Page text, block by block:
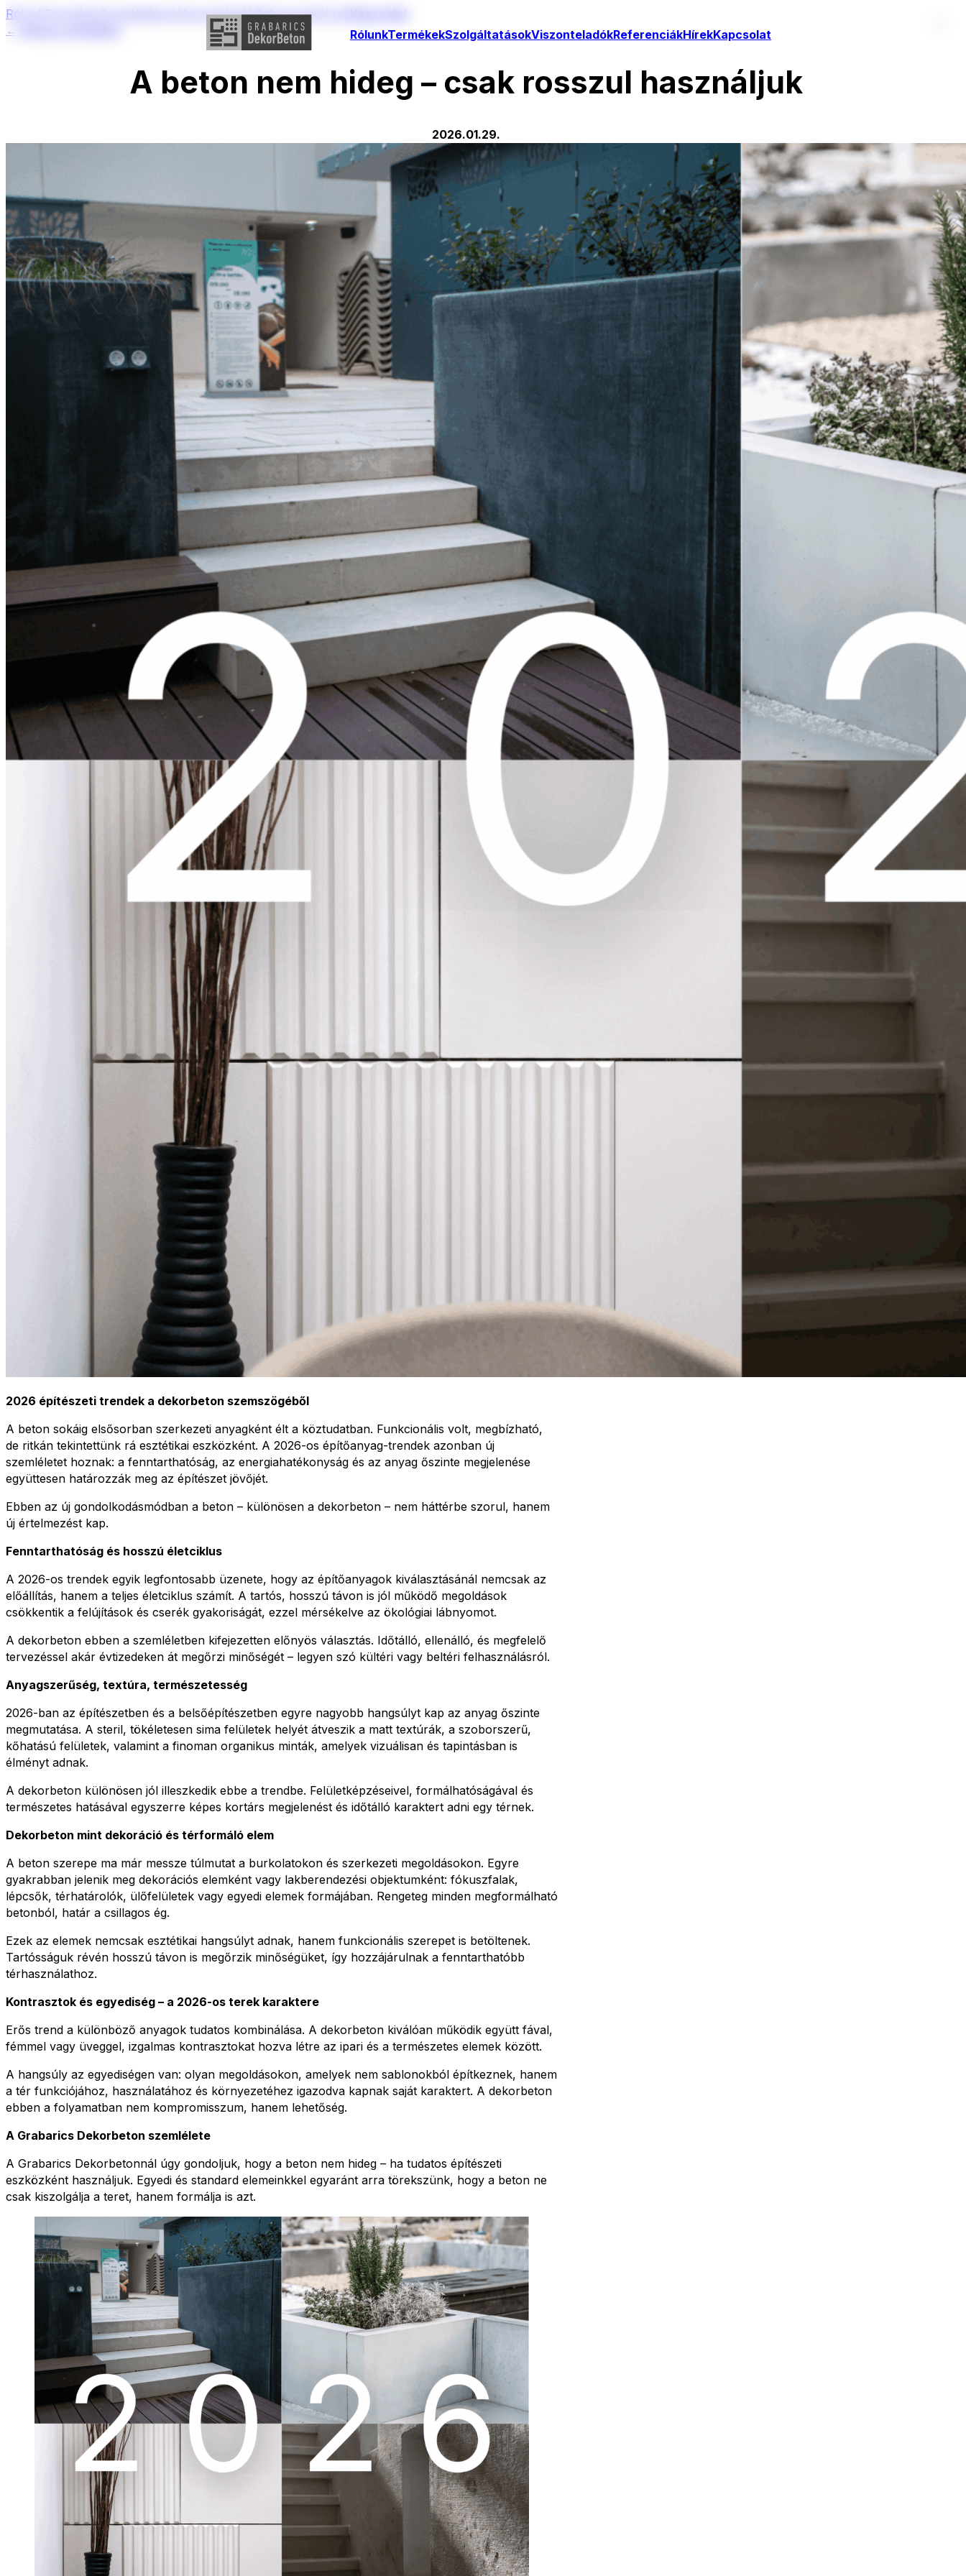
RólunkTermékekSzolgáltatásokViszonteladókReferenciákHírekKapcsolat
Rólunk ViszonteladókReferenciák
← Vissza a hírekhez
A beton nem hideg – csak rosszul használjuk
2026.01.29.
2026 építészeti trendek a dekorbeton szemszögéből
A beton sokáig elsősorban szerkezeti anyagként élt a köztudatban. Funkcionális volt, megbízható,
de ritkán tekintettünk rá esztétikai eszközként. A 2026-os építőanyag-trendek azonban új
szemléletet hoznak: a fenntarthatóság, az energiahatékonyság és az anyag őszinte megjelenése
együttesen határozzák meg az építészet jövőjét.
Ebben az új gondolkodásmódban a beton – különösen a dekorbeton – nem háttérbe szorul, hanem
új értelmezést kap.
Fenntarthatóság és hosszú életciklus
A 2026-os trendek egyik legfontosabb üzenete, hogy az építőanyagok kiválasztásánál nemcsak az
előállítás, hanem a teljes életciklus számít. A tartós, hosszú távon is jól működő megoldások
csökkentik a felújítások és cserék gyakoriságát, ezzel mérsékelve az ökológiai lábnyomot.
A dekorbeton ebben a szemléletben kifejezetten előnyös választás. Időtálló, ellenálló, és megfelelő
tervezéssel akár évtizedeken át megőrzi minőségét – legyen szó kültéri vagy beltéri felhasználásról.
Anyagszerűség, textúra, természetesség
2026-ban az építészetben és a belsőépítészetben egyre nagyobb hangsúlyt kap az anyag őszinte
megmutatása. A steril, tökéletesen sima felületek helyét átveszik a matt textúrák, a szoborszerű,
kőhatású felületek, valamint a finoman organikus minták, amelyek vizuálisan és tapintásban is
élményt adnak.
A dekorbeton különösen jól illeszkedik ebbe a trendbe. Felületképzéseivel, formálhatóságával és
természetes hatásával egyszerre képes kortárs megjelenést és időtálló karaktert adni egy térnek.
Dekorbeton mint dekoráció és térformáló elem
A beton szerepe ma már messze túlmutat a burkolatokon és szerkezeti megoldásokon. Egyre
gyakrabban jelenik meg dekorációs elemként vagy lakberendezési objektumként: fókuszfalak,
lépcsők, térhatárolók, ülőfelületek vagy egyedi elemek formájában. Rengeteg minden megformálható
betonból, határ a csillagos ég.
Ezek az elemek nemcsak esztétikai hangsúlyt adnak, hanem funkcionális szerepet is betöltenek.
Tartósságuk révén hosszú távon is megőrzik minőségüket, így hozzájárulnak a fenntarthatóbb
térhasználathoz.
Kontrasztok és egyediség – a 2026-os terek karaktere
Erős trend a különböző anyagok tudatos kombinálása. A dekorbeton kiválóan működik együtt fával,
fémmel vagy üveggel, izgalmas kontrasztokat hozva létre az ipari és a természetes elemek között.
A hangsúly az egyediségen van: olyan megoldásokon, amelyek nem sablonokból építkeznek, hanem
a tér funkciójához, használatához és környezetéhez igazodva kapnak saját karaktert. A dekorbeton
ebben a folyamatban nem kompromisszum, hanem lehetőség.
A Grabarics Dekorbeton szemlélete
A Grabarics Dekorbetonnál úgy gondoljuk, hogy a beton nem hideg – ha tudatos építészeti
eszközként használjuk. Egyedi és standard elemeinkkel egyaránt arra törekszünk, hogy a beton ne
csak kiszolgálja a teret, hanem formálja is azt.